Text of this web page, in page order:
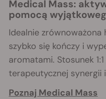
Medical Mass: aktywuj swoje zmysły za
pomocą
Idealnie zrównoważona
szybko się kończy i
aromatami. Stosunek
terapeutycznej synergii
Poznaj Medical Mass